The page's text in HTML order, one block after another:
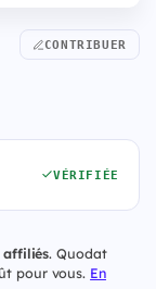
CONTRIBUER
VÉRIFIÉE
affiliés. Quodat
pour vous. En